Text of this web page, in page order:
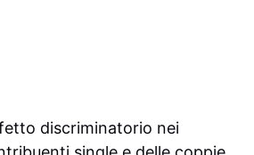
discriminatorio nei